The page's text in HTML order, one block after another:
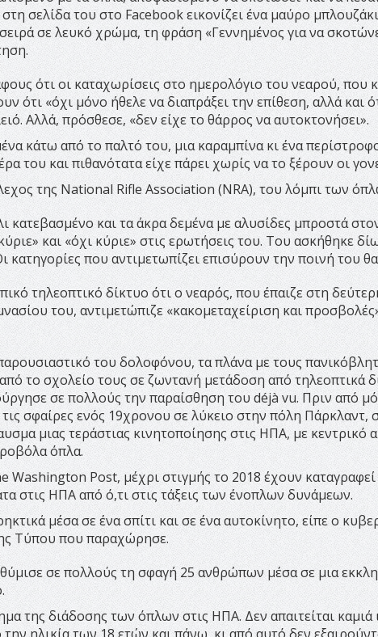
σελίδα του στο Facebook εικονίζει ένα μαύρο
σε λευκό χρώμα, τη φράση «Γεννημένος για να
ότι οι καταχωρίσεις στο ημερολόγιο του νεαρού, που
ότι «όχι μόνο ήθελε να διαπράξει την επίθεση, αλλά και
Αλλά, πρόσθεσε, «δεν είχε το θάρρος να αυτοκτονήσει».
κάτω από το παλτό του, μια καραμπίνα κι ένα
του και πιθανότατα είχε πάρει χωρίς να το ξέρουν οι
της National Rifle Association (NRA), του λόμπι των
και τα άκρα δεμένα με αλυσίδες μπροστά
και «όχι κύριε» στις ερωτήσεις του. Του ασκήθηκε
που αντιμετωπίζει επισύρουν την ποινή του
τηλεοπτικό δίκτυο ότι ο νεαρός, που έπαιζε στη
του, αντιμετώπιζε «κακομεταχείριση και
του δολοφόνου, τα πλάνα με τους
το σχολείο τους σε ζωντανή μετάδοση από τηλεοπτικά
σε πολλούς την παραίσθηση του déjà vu. Πριν από
σφαίρες ενός 19χρονου σε λύκειο στην πόλη Πάρκλαντ,
μιας τεράστιας κινητοποίησης στις ΗΠΑ, με κεντρικό
όπλα.
Post, μέχρι στιγμής το 2018 έχουν καταγραφεί
στις ΗΠΑ από ό,τι στις τάξεις των ένοπλων δυνάμεων.
μέσα σε ένα σπίτι και σε ένα αυτοκίνητο, είπε ο
Τύπου που παραχώρησε.
σε πολλούς τη σφαγή 25 ανθρώπων μέσα σε μια
της διάδοσης των όπλων στις ΗΠΑ. Δεν απαιτείται καμιά